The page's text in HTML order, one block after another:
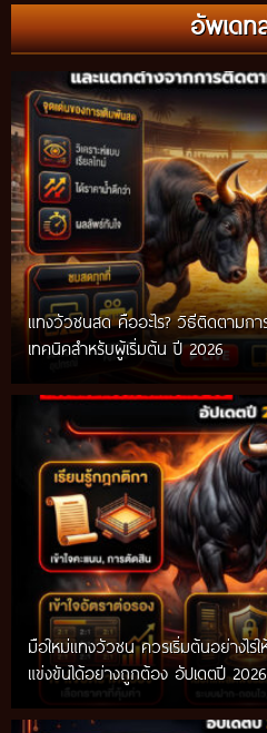
อัพเดท
แทงวัวชนสด คืออะไร? วิธีติดตามก
เทคนิคสำหรับผู้เริ่มต้น ปี 2026
มือใหม่แทงวัวชน ควรเริ่มต้นอย่างไรใ
แข่งขันได้อย่างถูกต้อง อัปเดตปี 2026